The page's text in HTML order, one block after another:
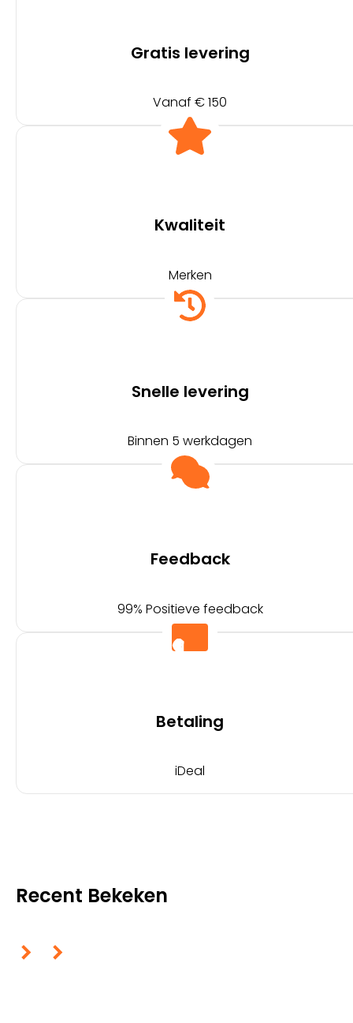
Gratis levering
Vanaf € 150
Kwaliteit
Merken
Snelle levering
Binnen 5 werkdagen
Feedback
99% Positieve feedback
Betaling
iDeal
Recent Bekeken